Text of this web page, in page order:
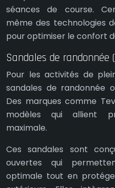
séances de course.
même des technologies
pour optimiser le confort
Sandales de randonnée
Pour les activités de
sandales de randonnée
Des marques comme
modèles qui allient
maximale.
Ces sandales sont
ouvertes qui
optimale tout en